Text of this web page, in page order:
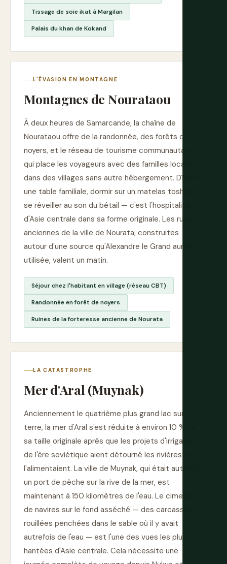
Tissage de soie ikat à Margilan
Palais du khan de Kokand
L'ÉVASION EN MONTAGNE
Montagnes de Nourataou
À deux heures de Samarcande, la chaîne de
Nourataou offre de la randonnée, des forêts de
noyers, et le réseau de tourisme communautaire
qui place les voyageurs avec des familles locales
dans des villages sans autre hébergement. Dîner à
une table familiale, dormir sur un matelas toshak,
se réveiller au son du bétail — c'est l'hospitalité
d'Asie centrale dans sa forme originale. Les ruines
anciennes de la ville de Nourata, construites
autour d'une source qu'Alexandre le Grand aurait
utilisée, valent un matin.
Séjour chez l'habitant en village (réseau CBT)
Randonnée en forêt de noyers
Ruines de la forteresse ancienne de Nourata
LA CATASTROPHE
Mer d'Aral (Muynak)
Anciennement le quatrième plus grand lac sur
terre, la mer d'Aral s'est réduite à environ 10 % de
sa taille originale après que les projets d'irrigation
de l'ère soviétique aient détourné les rivières qui
l'alimentaient. La ville de Muynak, qui était autrefois
un port de pêche sur la rive de la mer, est
maintenant à 150 kilomètres de l'eau. Le cimetière
de navires sur le fond asséché — des carcasses
rouillées penchées dans le sable où il y avait
autrefois de l'eau — est l'une des vues les plus
hantées d'Asie centrale. Cela nécessite une